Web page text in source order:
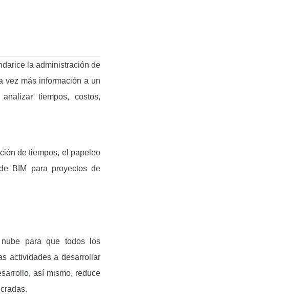
la administración de
vez más información a un
tiempos, costos,
de tiempos, el papeleo
BIM para proyectos de
para que todos los
actividades a desarrollar
así mismo, reduce